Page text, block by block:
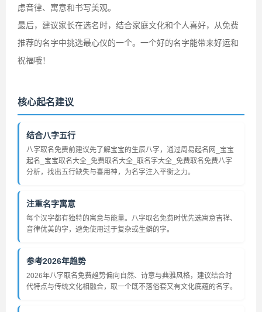
虑音律、寓意和书写美观。
最后，建议家长在选名时，结合家庭文化和个人喜好，从免费
推荐的名字中挑选最心仪的一个。一个好的名字能带来好运和
祝福哦！
核心起名建议
结合八字五行
八字取名免费前建议先了解宝宝的生辰八字，通过周易起名网_宝宝
起名_宝宝取名大全_免费取名大全_取名字大全_免费取名免费八字
分析，找出五行缺失与喜用神，为名字注入平衡之力。
注重名字寓意
每个汉字都有独特的寓意与能量。八字取名免费时优先选寓意吉祥、
音律优美的字，避免使用过于复杂或生僻的字。
参考2026年趋势
2026年八字取名免费趋势偏向自然、诗意与典雅风格，建议结合时
代特点与传统文化相融合，取一个既不落俗套又有文化底蕴的名字。